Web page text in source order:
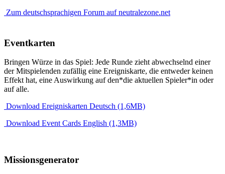
Zum deutschsprachigen Forum auf neutralezone.net
Eventkarten
Bringen Würze in das Spiel: Jede Runde zieht abwechselnd einer
der Mitspielenden zufällig eine Ereigniskarte, die entweder keinen
Effekt hat, eine Auswirkung auf den*die aktuellen Spieler*in oder
auf alle.
Download Ereigniskarten Deutsch (1,6MB)
Download Event Cards English (1,3MB)
Missionsgenerator